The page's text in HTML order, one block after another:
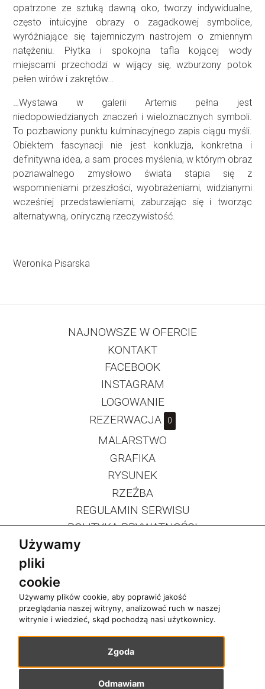
Używamy
pliki
cookie
Używamy plików cookie, aby poprawić jakość
przeglądania naszej witryny, analizować ruch w naszej
witrynie i wiedzieć, skąd pochodzą nasi użytkownicy.
Zgoda
Odmawiam
opatrzone ze sztuką dawną oko, tworzy indywidualne,
często intuicyjne obrazy o zagadkowej symbolice,
wyróżniające się tajemniczym nastrojem o zmiennym
natężeniu. Płytka i spokojna tafla kojącej wody
miejscami przechodzi w wijący się, wzburzony potok
pełen wirów i zakrętów…
…Wystawa w galerii Artemis pełna jest
niedopowiedzianych znaczeń i wieloznacznych symboli.
To pozbawiony punktu kulminacyjnego zapis ciągu myśli.
Obiektem fascynacji nie jest konkluzja, konkretna i
definitywna idea, a sam proces myślenia, w którym obraz
poznawalnego zmysłowo świata stapia się z
wspomnieniami przeszłości, wyobrażeniami, widzianymi
wcześniej przedstawieniami, zaburzając się i tworząc
alternatywną, oniryczną rzeczywistość.
Weronika Pisarska
NAJNOWSZE W OFERCIE
KONTAKT
FACEBOOK
INSTAGRAM
LOGOWANIE
REZERWACJA
0
MALARSTWO
GRAFIKA
RYSUNEK
RZEŹBA
REGULAMIN SERWISU
POLITYKA PRYWATNOŚCI
Copyrights 2026 Galeria Artemis. Wszelkie prawa zastrzeżone
Realizacja:grafiQa.pl